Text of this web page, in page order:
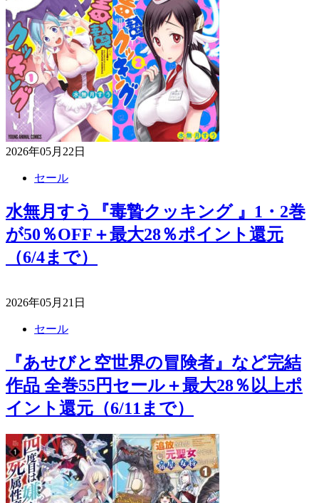
2026年05月22日
セール
水無月すう『毒贄クッキング 』1・2巻
が50％OFF＋最大28％ポイント還元
（6/4まで）
2026年05月21日
セール
『あせびと空世界の冒険者』など完結
作品 全巻55円セール＋最大28％以上ポ
イント還元（6/11まで）